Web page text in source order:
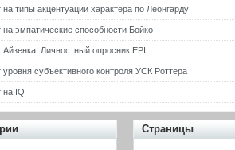
на типы акцентуации характера по Леонгарду
на эмпатические способности Бойко
Айзенка. Личностный опросник EPI.
уровня субъективного контроля УСК Роттера
на IQ
Страницы